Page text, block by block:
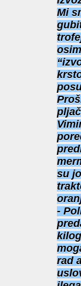
Mi
su
-
rad